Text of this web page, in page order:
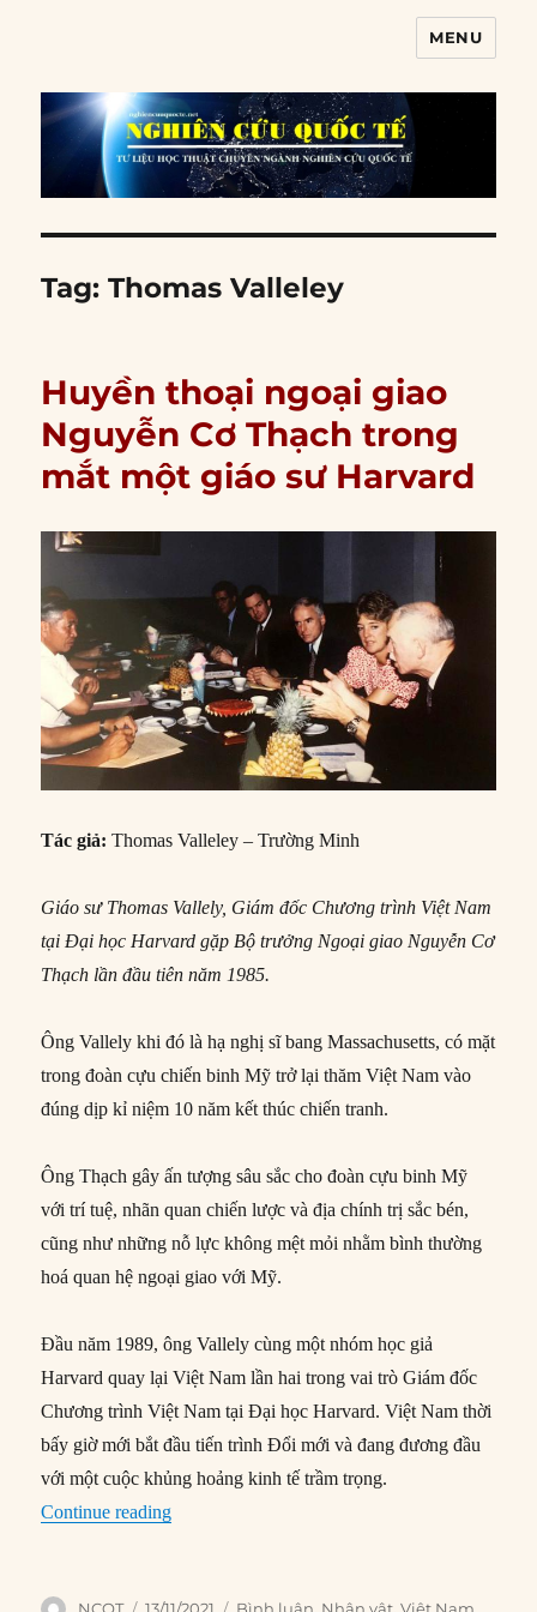
MENU
Tag:Thomas Valleley
Huyền thoại ngoại giao
Nguyễn Cơ Thạch trong
mắt một giáo sư Harvard
Tác giả: Thomas Valleley – Trường Minh
Giáo sư Thomas Vallely, Giám đốc Chương trình Việt Nam
tại Đại học Harvard gặp Bộ trưởng Ngoại giao Nguyễn Cơ
Thạch lần đầu tiên năm 1985.
Ông Vallely khi đó là hạ nghị sĩ bang Massachusetts, có mặt
trong đoàn cựu chiến binh Mỹ trở lại thăm Việt Nam vào
đúng dịp kỉ niệm 10 năm kết thúc chiến tranh.
Ông Thạch gây ấn tượng sâu sắc cho đoàn cựu binh Mỹ
với trí tuệ, nhãn quan chiến lược và địa chính trị sắc bén,
cũng như những nỗ lực không mệt mỏi nhằm bình thường
hoá quan hệ ngoại giao với Mỹ.
Đầu năm 1989, ông Vallely cùng một nhóm học giả
Harvard quay lại Việt Nam lần hai trong vai trò Giám đốc
Chương trình Việt Nam tại Đại học Harvard. Việt Nam thời
bấy giờ mới bắt đầu tiến trình Đổi mới và đang đương đầu
với một cuộc khủng hoảng kinh tế trầm trọng.
Continue reading“Huyền thoại ngoại giao Nguyễn Cơ Thạch
Author
Posted
Categories